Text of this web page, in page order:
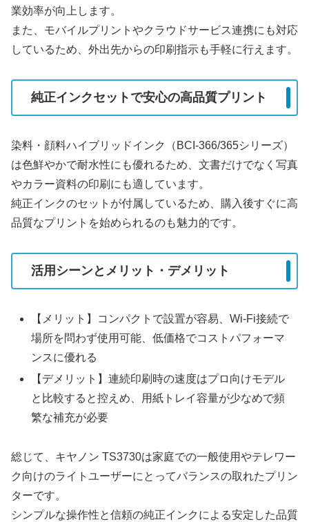
業効率が向上します。
また、モバイルプリントやクラウドサービス連携にも対応
しているため、外出先からの印刷指示も手軽に行えます。
純正インクセットで安心の高品質プリント
染料・顔料ハイブリッドインク（BCI-366/365シリーズ）
は色鮮やかで耐水性にも優れるため、文書だけでなく写真
やカラー資料の印刷にも適しています。
純正インクのセットが付属しているため、購入後すぐに高
品質なプリントを始められるのも魅力的です。
活用シーンとメリット・デメリット
【メリット】コンパクトで設置が容易、Wi-Fi接続で
場所を問わず使用可能、低価格でコストパフォーマ
ンスに優れる
【デメリット】連続印刷時の速度はプロ向けモデル
と比較すると控えめ、用紙トレイ容量が少なめで頻
繁な補充が必要
総じて、キヤノン TS3730は家庭での一般使用やテレワー
ク向けのライトユーザーにとってバランスの取れたプリン
ターです。
シンプルな操作性と信頼の純正インクによる安定した品質